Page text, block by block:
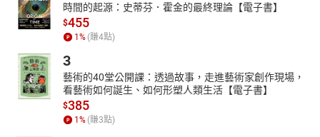
時間的起源：史蒂芬．霍金的最終理論【電子書】
$455
1% (賺4點)
3
藝術的40堂公開課：透過故事，走進藝術家創作現場，
看藝術如何誕生、如何形塑人類生活【電子書】
$385
1% (賺3點)